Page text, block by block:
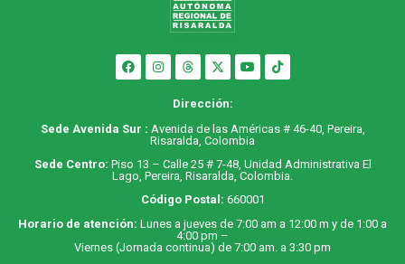
Dirección:
Sede Avenida Sur : Avenida de las Américas # 46-40, Pereira,
Risaralda, Colombia
Sede Centro: Piso 13 – Calle 25 # 7-48, Unidad Administrativa El
Lago, Pereira, Risaralda, Colombia.
Código Postal: 660001
Horario de atención: Lunes a jueves de 7:00 am a 12:00 m y de 1:00 a
4:00 pm –
Viernes (Jornada continua) de 7:00 am. a 3:30 pm